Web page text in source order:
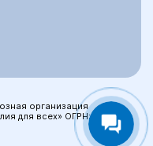
организация
для всех» ОГРН: